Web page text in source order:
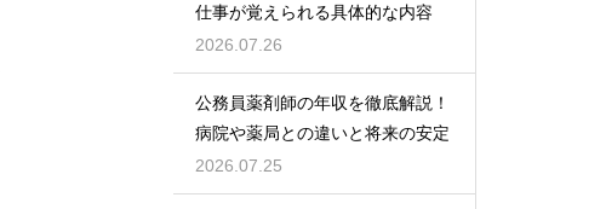
仕事が覚えられる具体的な内容
2026.07.26
公務員薬剤師の年収を徹底解説！
病院や薬局との違いと将来の安定
2026.07.25